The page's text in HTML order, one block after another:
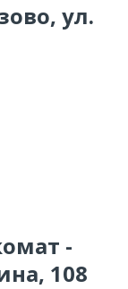
ул.
-
108